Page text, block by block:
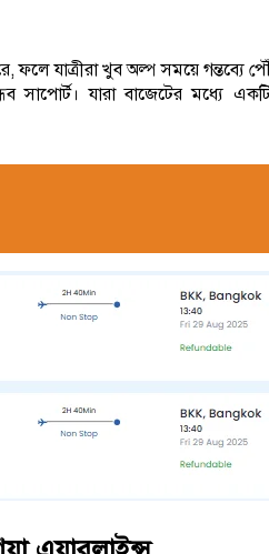
ফলে যাত্রীরা খুব অল্প সময়ে গন্তব্যে
সাপোর্ট। যারা বাজেটের মধ্যে